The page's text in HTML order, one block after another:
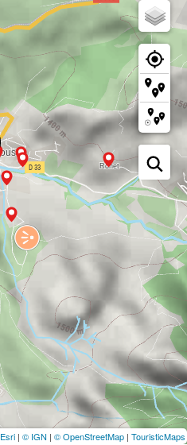
Esri | © IGN | © OpenStreetMap | TouristicMaps